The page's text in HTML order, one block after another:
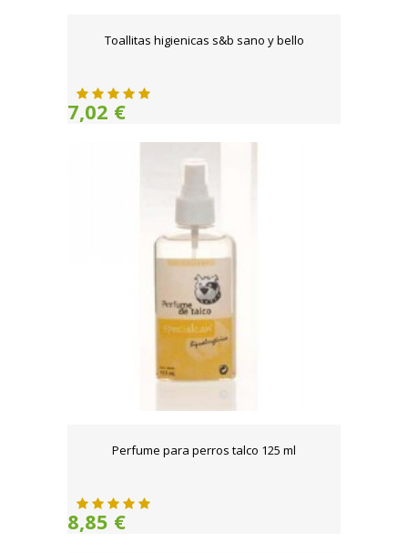
Toallitas higienicas s&b sano y bello
7,02 €
Perfume para perros talco 125 ml
8,85 €